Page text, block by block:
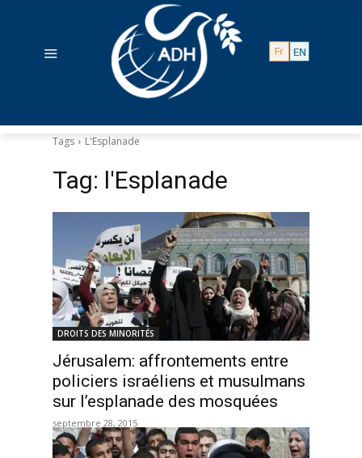
Tags L'Esplanade
Tag: l'Esplanade
DROITS DES MINORITÉS
Jérusalem: affrontements entre
policiers israéliens et musulmans
sur l’esplanade des mosquées
septembre 28, 2015